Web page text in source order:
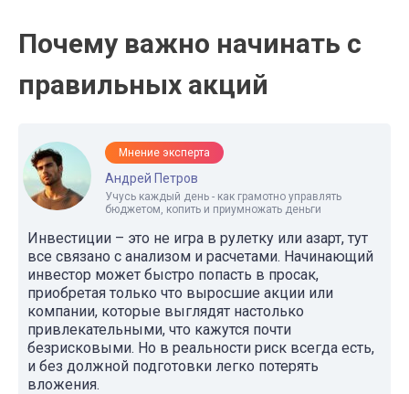
Почему важно начинать с
правильных акций
Мнение эксперта
Андрей Петров
Учусь каждый день - как грамотно управлять
бюджетом, копить и приумножать деньги
Инвестиции – это не игра в рулетку или азарт, тут
все связано с анализом и расчетами. Начинающий
инвестор может быстро попасть в просак,
приобретая только что выросшие акции или
компании, которые выглядят настолько
привлекательными, что кажутся почти
безрисковыми. Но в реальности риск всегда есть,
и без должной подготовки легко потерять
вложения.